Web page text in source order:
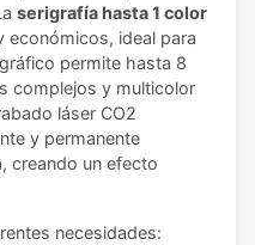
serigrafía hasta 1 color
económicos, ideal para
permite hasta 8
complejos y multicolor
láser CO2
y permanente
creando un efecto
necesidades: